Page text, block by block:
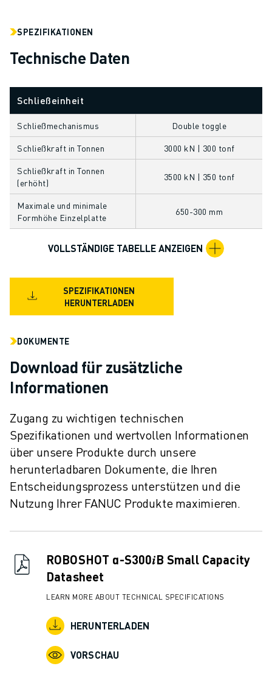
UNSERE STANDORTE
NACHHALTIGKEIT
JETZT BEWERBEN » KARRIEREPORTAL
KONTAKT
KONTAKT
STANDORTE
IMPRESSUM
SPEZIFIKATIONEN
Technische Daten
Schließeinheit
Schließmechanismus Double toggle
Schließkraft in Tonnen 3000 kN | 300 tonf
Schließkraft in Tonnen
(erhöht)
3500 kN | 350 tonf
Maximale und minimale
Formhöhe Einzelplatte
650-300 mm
VOLLSTÄNDIGE TABELLE ANZEIGEN
SPEZIFIKATIONEN
HERUNTERLADEN
DOKUMENTE
Download für zusätzliche
Informationen
Zugang zu wichtigen technischen
Spezifikationen und wertvollen Informationen
über unsere Produkte durch unsere
herunterladbaren Dokumente, die Ihren
Entscheidungsprozess unterstützen und die
Nutzung Ihrer FANUC Produkte maximieren.
ROBOSHOT α-S300𝑖B Small Capacity
Datasheet
LEARN MORE ABOUT TECHNICAL SPECIFICATIONS
HERUNTERLADEN
VORSCHAU